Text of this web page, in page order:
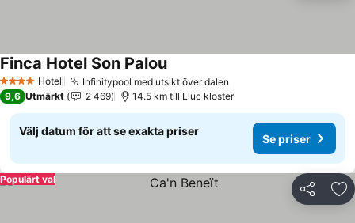
4 StjärnorHotell Infinitypool med utsikt över dalen
Finca Hotel Son PalouSe priser
9,6 Utmärkt 2 469 14.5 km till Lluc kloster
Välj datum för att se exakta priser
Se priser
Dela
Populärt val